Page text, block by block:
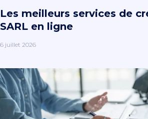
Les meilleurs services de
SARL en ligne
6 juillet 2026